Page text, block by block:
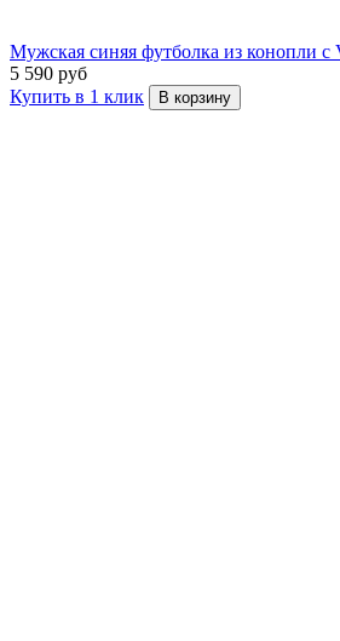
Мужская синяя футболка из конопли с
5 590 руб
Купить в 1 клик
В корзину